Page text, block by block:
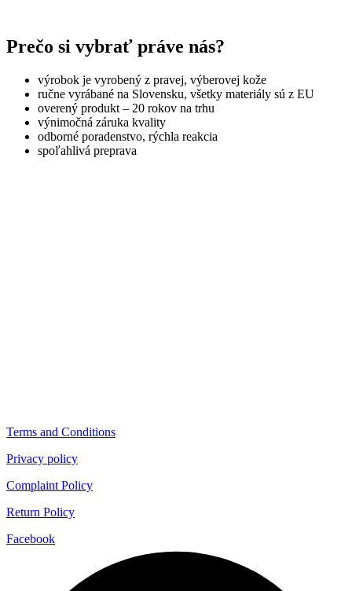
Prečo si vybrať práve nás?
výrobok je vyrobený z pravej, výberovej kože
ručne vyrábané na Slovensku, všetky materiály sú z EU
overený produkt – 20 rokov na trhu
výnimočná záruka kvality
odborné poradenstvo, rýchla reakcia
spoľahlivá preprava
Terms and Conditions
Privacy policy
Complaint Policy
Return Policy
Facebook